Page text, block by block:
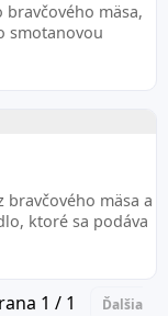
mäsa,
smotanovou
bravčového mäsa a
ktoré sa podáva
1 / 1 Ďalšia